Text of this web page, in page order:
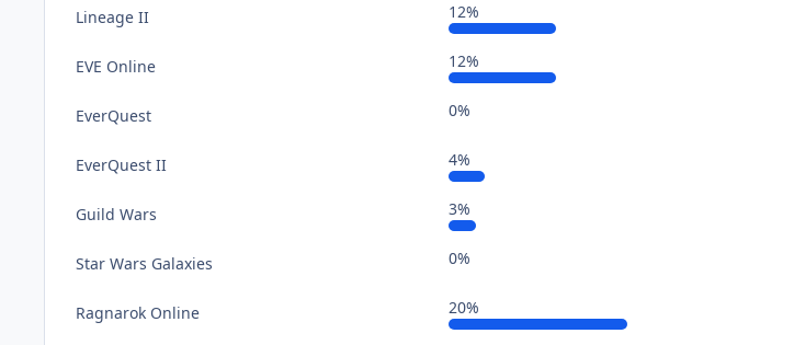
Lineage II 12%
EVE Online 12%
EverQuest 0%
EverQuest II 4%
Guild Wars 3%
Star Wars Galaxies 0%
Ragnarok Online 20%